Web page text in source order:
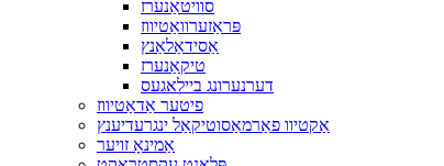
סוויטאַנערז
פּראַזערוואַטיווז
אַסידאַלאַנץ
טיקאַנערז
דערנערונג ביילאגעס
פיטער אַדאַטיווז
אַקטיוו פאַרמאַסוטיקאַל ינגרעדיענץ
אַמינאָ זויער